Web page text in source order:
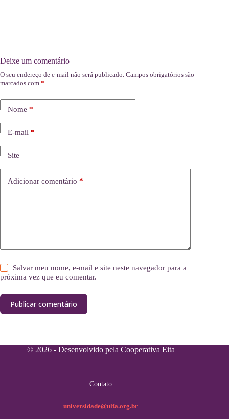
Deixe um comentário
O seu endereço de e-mail não será publicado. Campos obrigatórios são
marcados com *
Nome*
E-mail*
Site
Adicionar comentário *
Salvar meu nome, e-mail e site neste navegador para a
próxima vez que eu comentar.
Publicar comentário
© 2026 - Desenvolvido pela Cooperativa Eita
Contato
universidade@ulfa.org.br